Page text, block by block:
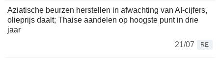
Aziatische beurzen herstellen in afwachting van AI-cijfers,
olieprijs daalt; Thaise aandelen op hoogste punt in drie
jaar
21/07
RE